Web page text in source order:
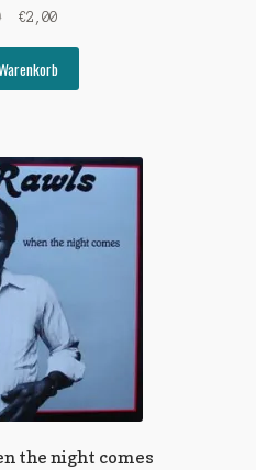
Ursprünglicher
war:
€3,00
€2,00Aktueller
ist:
€2,00.
the night comes